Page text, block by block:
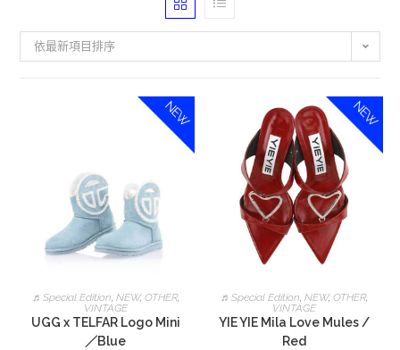
依最新項目排序
NEW
加入購物車
♬Special Edition, NEW, OTHER,
VINTAGE
UGG x TELFAR Logo Mini
／Blue
NEW
加入購物車
♬Special Edition,NEW,OTHER,
VINTAGE
YIE YIE Mila Love Mules /
Red